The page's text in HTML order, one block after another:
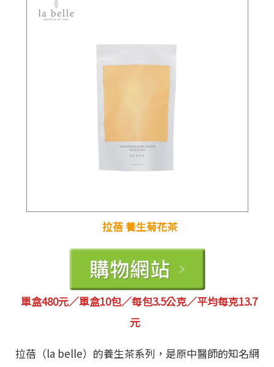
拉蓓 養生菊花茶
單盒480元／單盒10包／每包3.5公克／平均每克13.7
元
拉蓓（la belle）的養生茶系列，是原中醫師的知名網